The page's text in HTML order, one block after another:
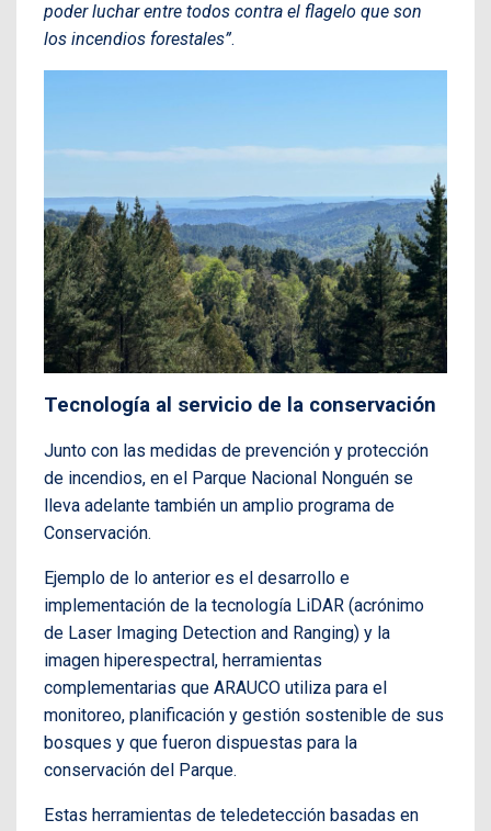
poder luchar entre todos contra el flagelo que son
los incendios forestales”.
Tecnología al servicio de la conservación
Junto con las medidas de prevención y protección
de incendios, en el Parque Nacional Nonguén se
lleva adelante también un amplio programa de
Conservación.
Ejemplo de lo anterior es el desarrollo e
implementación de la tecnología LiDAR (acrónimo
de Laser Imaging Detection and Ranging) y la
imagen hiperespectral, herramientas
complementarias que ARAUCO utiliza para el
monitoreo, planificación y gestión sostenible de sus
bosques y que fueron dispuestas para la
conservación del Parque.
Estas herramientas de teledetección basadas en